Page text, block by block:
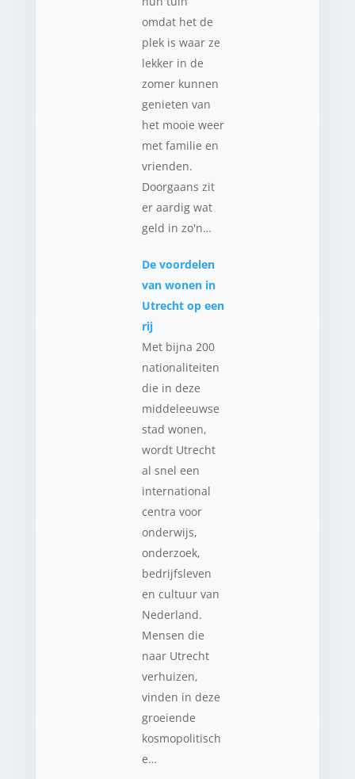
omdat het de
plek is waar ze
lekker in de
zomer kunnen
genieten van
het mooie weer
met familie en
vrienden.
Doorgaans zit
er aardig wat
geld in zo'n…
De voordelen
van wonen in
Utrecht op een
rij
Met bijna 200
nationaliteiten
die in deze
middeleeuwse
stad wonen,
wordt Utrecht
al snel een
international
centra voor
onderwijs,
onderzoek,
bedrijfsleven
en cultuur van
Nederland.
Mensen die
naar Utrecht
verhuizen,
vinden in deze
groeiende
kosmopolitisch
e…